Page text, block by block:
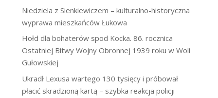
Niedziela z Sienkiewiczem – kulturalno-historyczna
wyprawa mieszkańców Łukowa
Hołd dla bohaterów spod Kocka. 86. rocznica
Ostatniej Bitwy Wojny Obronnej 1939 roku w Woli
Gułowskiej
Ukradł Lexusa wartego 130 tysięcy i próbował
płacić skradzioną kartą – szybka reakcja policji